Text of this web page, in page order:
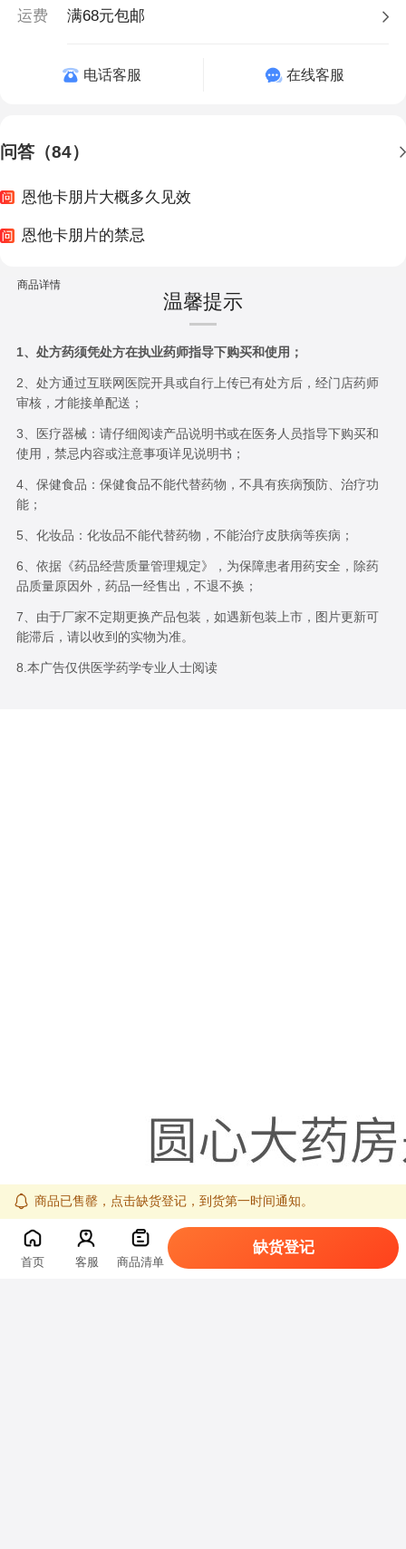
运费 满68元包邮
电话客服 在线客服
问答（84）
恩他卡朋片大概多久见效
恩他卡朋片的禁忌
商品详情
温馨提示
1、处方药须凭处方在执业药师指导下购买和使用；
2、处方通过互联网医院开具或自行上传已有处方后，经门店药师
审核，才能接单配送；
3、医疗器械：请仔细阅读产品说明书或在医务人员指导下购买和
使用，禁忌内容或注意事项详见说明书；
4、保健食品：保健食品不能代替药物，不具有疾病预防、治疗功
能；
5、化妆品：化妆品不能代替药物，不能治疗皮肤病等疾病；
6、依据《药品经营质量管理规定》，为保障患者用药安全，除药
品质量原因外，药品一经售出，不退不换；
7、由于厂家不定期更换产品包装，如遇新包装上市，图片更新可
能滞后，请以收到的实物为准。
8.本广告仅供医学药学专业人士阅读
商品已售罄，点击缺货登记，到货第一时间通知。
首页 客服 商品清单
缺货登记